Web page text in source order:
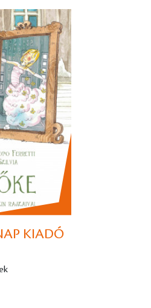
KIADÓ